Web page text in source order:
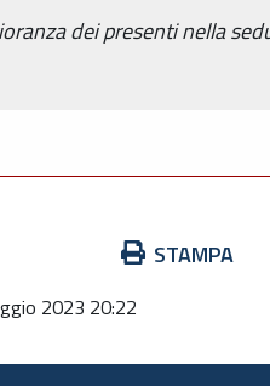
dei presenti nella
STAMPA
2023 20:22